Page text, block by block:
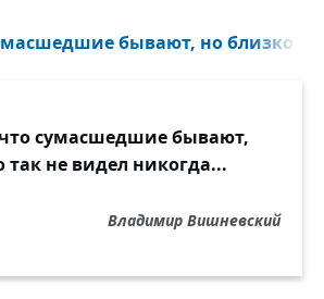
бывают, но близко
сумасшедшие бывают,
так не видел никогда...
Владимир Вишневский